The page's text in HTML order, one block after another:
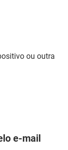
ou outra
e-mail